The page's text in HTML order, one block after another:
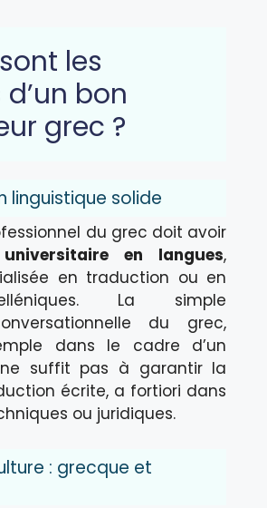
les
bon
grec ?
linguistique solide
du grec doit avoir
en langues,
en traduction ou en
La simple
du grec,
dans le cadre d’un
ne suffit pas à garantir la
écrite, a fortiori dans
ou juridiques.
: grecque et